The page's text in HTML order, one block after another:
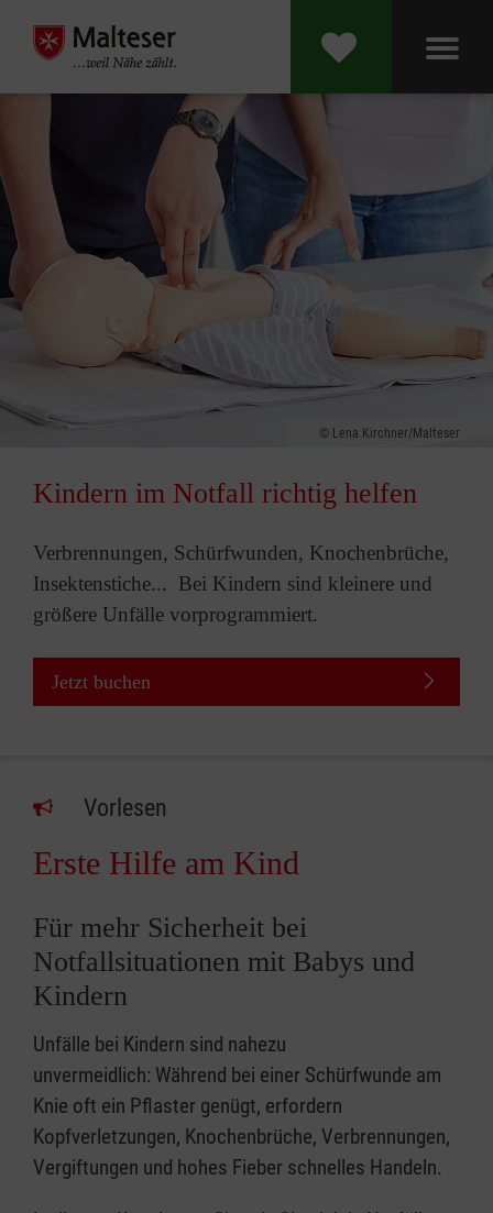
Lena Kirchner/Malteser
Kindern im Notfall richtig helfen
Verbrennungen, Schürfwunden, Knochenbrüche,
Insektenstiche... Bei Kindern sind kleinere und
größere Unfälle vorprogrammiert.
Jetzt buchen
Vorlesen
Erste Hilfe am Kind
Für mehr Sicherheit bei
Notfallsituationen mit Babys und
Kindern
Unfälle bei Kindern sind nahezu
unvermeidlich: Während bei einer Schürfwunde am
Knie oft ein Pflaster genügt, erfordern
Kopfverletzungen, Knochenbrüche, Verbrennungen,
Vergiftungen und hohes Fieber schnelles Handeln.